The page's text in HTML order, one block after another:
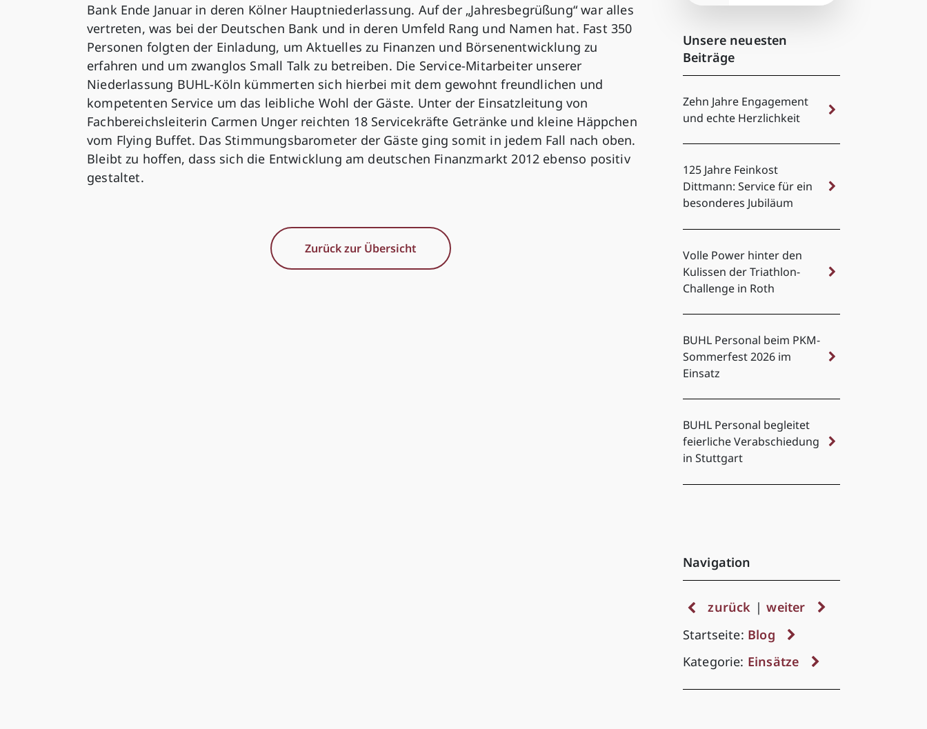
Bank Ende Januar in deren Kölner Hauptniederlassung. Auf der „Jahresbegrüßung“ war alles
vertreten, was bei der Deutschen Bank und in deren Umfeld Rang und Namen hat. Fast 350
Personen folgten der Einladung, um Aktuelles zu Finanzen und Börsenentwicklung zu
erfahren und um zwanglos Small Talk zu betreiben. Die Service-Mitarbeiter unserer
Niederlassung BUHL-Köln kümmerten sich hierbei mit dem gewohnt freundlichen und
kompetenten Service um das leibliche Wohl der Gäste. Unter der Einsatzleitung von
Fachbereichsleiterin Carmen Unger reichten 18 Servicekräfte Getränke und kleine Häppchen
vom Flying Buffet. Das Stimmungsbarometer der Gäste ging somit in jedem Fall nach oben.
Bleibt zu hoffen, dass sich die Entwicklung am deutschen Finanzmarkt 2012 ebenso positiv
gestaltet.
Zurück zur Übersicht
Unsere neuesten
Beiträge
Zehn Jahre Engagement
und echte Herzlichkeit
125 Jahre Feinkost
Dittmann: Service für ein
besonderes Jubiläum
Volle Power hinter den
Kulissen der Triathlon-
Challenge in Roth
BUHL Personal beim PKM-
Sommerfest 2026 im
Einsatz
BUHL Personal begleitet
feierliche Verabschiedung
in Stuttgart
Navigation
zurück | weiter
Startseite: Blog
Kategorie: Einsätze